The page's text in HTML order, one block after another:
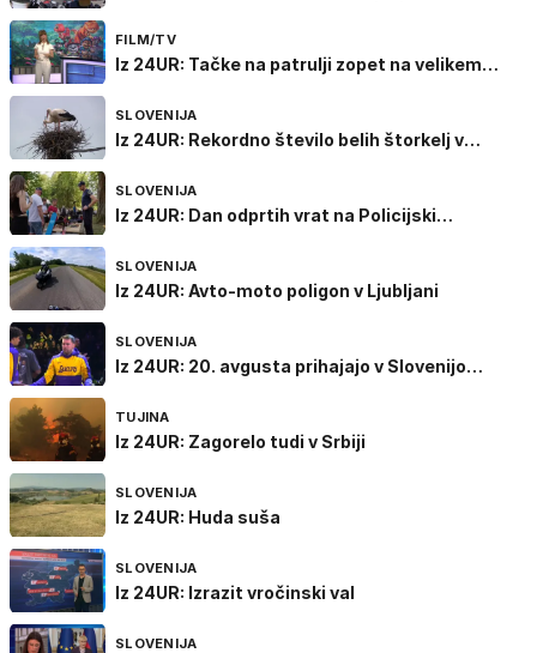
FILM/TV
Iz 24UR: Tačke na patrulji zopet na velikem
SLOVENIJA
Iz 24UR: Rekordno število belih štorkelj v
SLOVENIJA
Iz 24UR: Dan odprtih vrat na Policijski
SLOVENIJA
Iz 24UR: Avto-moto poligon v Ljubljani
SLOVENIJA
Iz 24UR: 20. avgusta prihajajo v Slovenijo
TUJINA
Iz 24UR: Zagorelo tudi v Srbiji
SLOVENIJA
Iz 24UR: Huda suša
SLOVENIJA
Iz 24UR: Izrazit vročinski val
SLOVENIJA